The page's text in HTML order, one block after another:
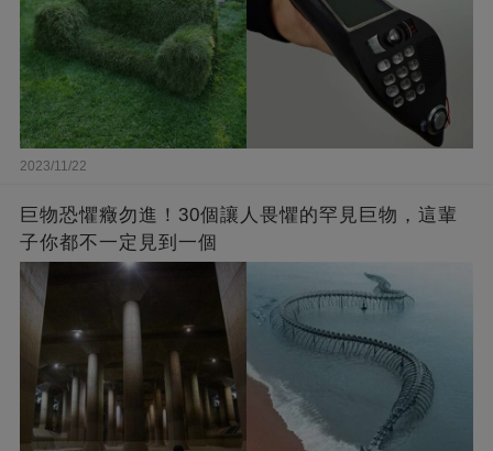
2023/11/22
巨物恐懼癥勿進！30個讓人畏懼的罕見巨物，這輩
子你都不一定見到一個